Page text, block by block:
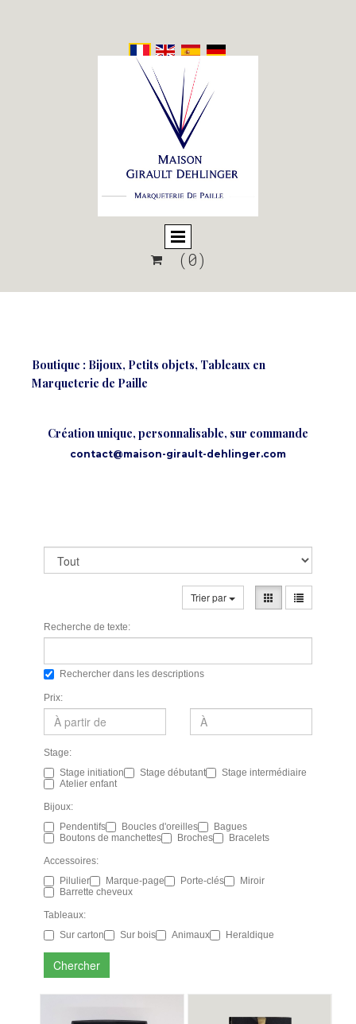
 (0)
Boutique : Bijoux, Petits objets, Tableaux en
Marqueterie de Paille
Création unique, personnalisable, sur commande
contact@maison-girault-dehlinger.com
Trier par
Recherche de texte:
Rechercher dans les descriptions
Prix:
Stage:
Stage initiation
Stage débutant
Stage intermédiaire
Atelier enfant
Bijoux:
Pendentifs
Boucles d'oreilles
Bagues
Boutons de manchettes
Broches Bracelets
Accessoires:
Pilulier
Marque-page Porte-clés
Miroir
Barrette cheveux
Tableaux:
Sur carton
Sur bois Animaux Heraldique
Chercher